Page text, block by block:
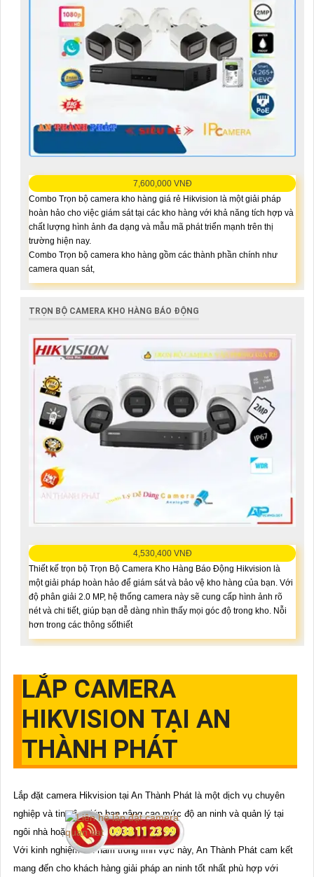
7,600,000 VNĐ
Combo Trọn bộ camera kho hàng giá rẻ Hikvision là một giải pháp
hoàn hảo cho việc giám sát tại các kho hàng với khả năng tích hợp và
chất lượng hình ảnh đa dạng và mẫu mã phát triển mạnh trên thị
trường hiện nay.
Combo Trọn bộ camera kho hàng gồm các thành phần chính như
camera quan sát,
TRỌN BỘ CAMERA KHO HÀNG BÁO ĐỘNG
4,530,400 VNĐ
Thiết kế trọn bộ Trọn Bộ Camera Kho Hàng Báo Động Hikvision là
một giải pháp hoàn hảo để giám sát và bảo vệ kho hàng của bạn. Với
độ phân giải 2.0 MP, hệ thống camera này sẽ cung cấp hình ảnh rõ
nét và chi tiết, giúp bạn dễ dàng nhìn thấy mọi góc độ trong kho. Nỗi
hơn trong các thông sốthiết
LẮP CAMERA
HIKVISION TẠI AN
THÀNH PHÁT
Lắp đặt camera Hikvision tại An Thành Phát là một dịch vụ chuyên
nghiệp và tin cậy giúp bạn nâng cao mức độ an ninh và quản lý tại
ngôi nhà hoặc doanh nghiệp của mình.
Với kinh nghiệm lâu năm trong lĩnh vực này, An Thành Phát cam kết
mang đến cho khách hàng giải pháp an ninh tốt nhất phù hợp với